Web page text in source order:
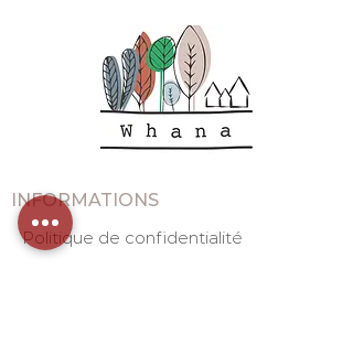
INFORMATIONS
Politique de confidentialité